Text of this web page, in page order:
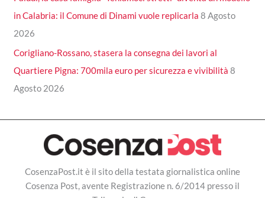
in Calabria: il Comune di Dinami vuole replicarla 8 Agosto
2026
Corigliano-Rossano, stasera la consegna dei lavori al
Quartiere Pigna: 700mila euro per sicurezza e vivibilità 8
Agosto 2026
CosenzaPost.it è il sito della testata giornalistica online
Cosenza Post, avente Registrazione n. 6/2014 presso il